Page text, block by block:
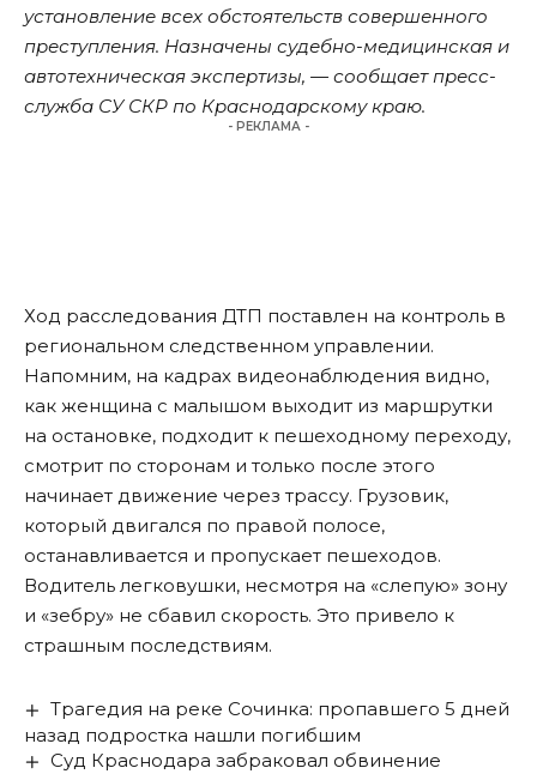
установление всех обстоятельств совершенного
преступления. Назначены судебно-медицинская и
автотехническая экспертизы, — сообщает пресс-
служба СУ СКР по Краснодарскому краю.
- РЕКЛАМА -
Ход расследования ДТП поставлен на контроль в
региональном следственном управлении.
Напомним, на кадрах видеонаблюдения видно,
как женщина с малышом выходит из маршрутки
на остановке, подходит к пешеходному переходу,
смотрит по сторонам и только после этого
начинает движение через трассу. Грузовик,
который двигался по правой полосе,
останавливается и пропускает пешеходов.
Водитель легковушки, несмотря на «слепую» зону
и «зебру» не сбавил скорость. Это привело к
страшным последствиям.
Трагедия на реке Сочинка: пропавшего 5 дней
назад подростка нашли погибшим
Суд Краснодара забраковал обвинение